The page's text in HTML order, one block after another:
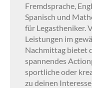
Fremdsprache,
Spanisch und
für Legastheniker.
Leistungen im
Nachmittag bietet
spannendes
sportliche oder
zu deinen